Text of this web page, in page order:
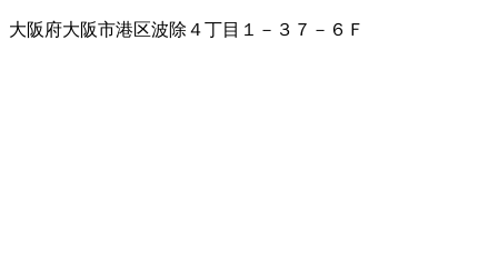
大阪府大阪市港区波除４丁目１－３７－６Ｆ